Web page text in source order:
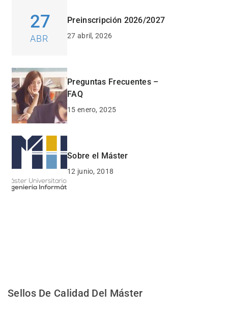
27
ABR
Preinscripción 2026/2027
27 abril, 2026
Preguntas Frecuentes –
FAQ
15 enero, 2025
Sobre el Máster
12 junio, 2018
Sellos De Calidad Del Máster